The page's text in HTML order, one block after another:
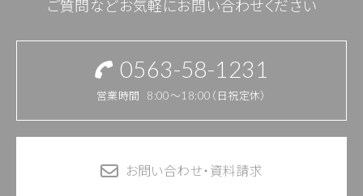
ご質問などお気軽にお問い合わせください
0563-58-1231
営業時間 8:00～18:00（日祝定休）
お問い合わせ・資料請求